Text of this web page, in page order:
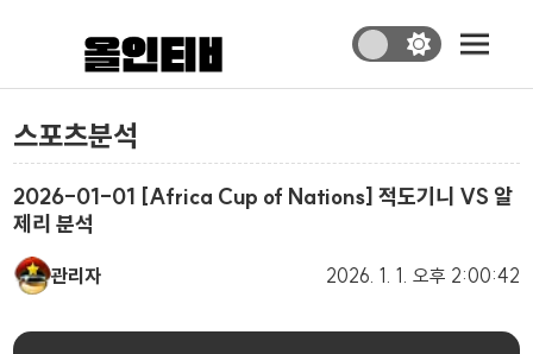
스포츠분석
2026-01-01 [Africa Cup of Nations] 적도기니 VS 알
제리 분석
관리자 2026. 1. 1. 오후 2:00:42